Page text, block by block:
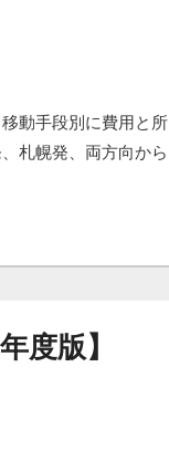
動手段別に費用と所
札幌発、両方向から
度版】